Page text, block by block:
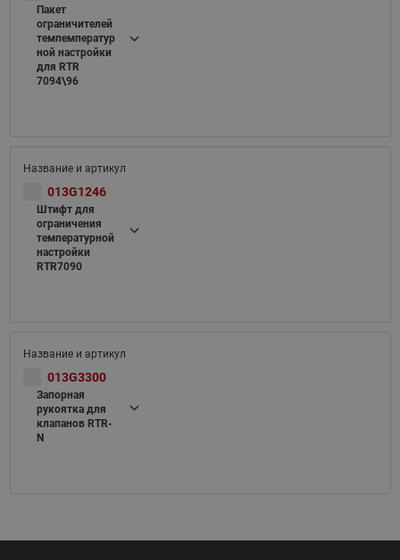
Пакет
ограничителей
темпемператур
ной настройки
для RTR
7094\96
013G1246
Штифт для
ограничения
температурной
настройки
RTR7090
013G3300
Запорная
рукоятка для
клапанов RTR-
N